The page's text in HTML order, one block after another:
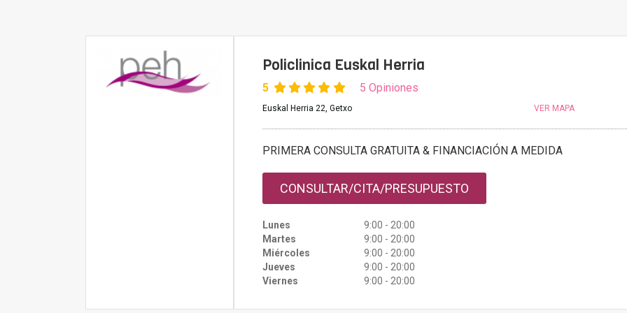
Policlinica Euskal Herria
5 5 Opiniones
Euskal Herria 22, Getxo VER MAPA
PRIMERA CONSULTA GRATUITA & FINANCIACIÓN A MEDIDA
CONSULTAR/CITA/PRESUPUESTO
Lunes
9:00 - 20:00
Martes
9:00 - 20:00
Miércoles
9:00 - 20:00
Jueves
9:00 - 20:00
Viernes
9:00 - 20:00